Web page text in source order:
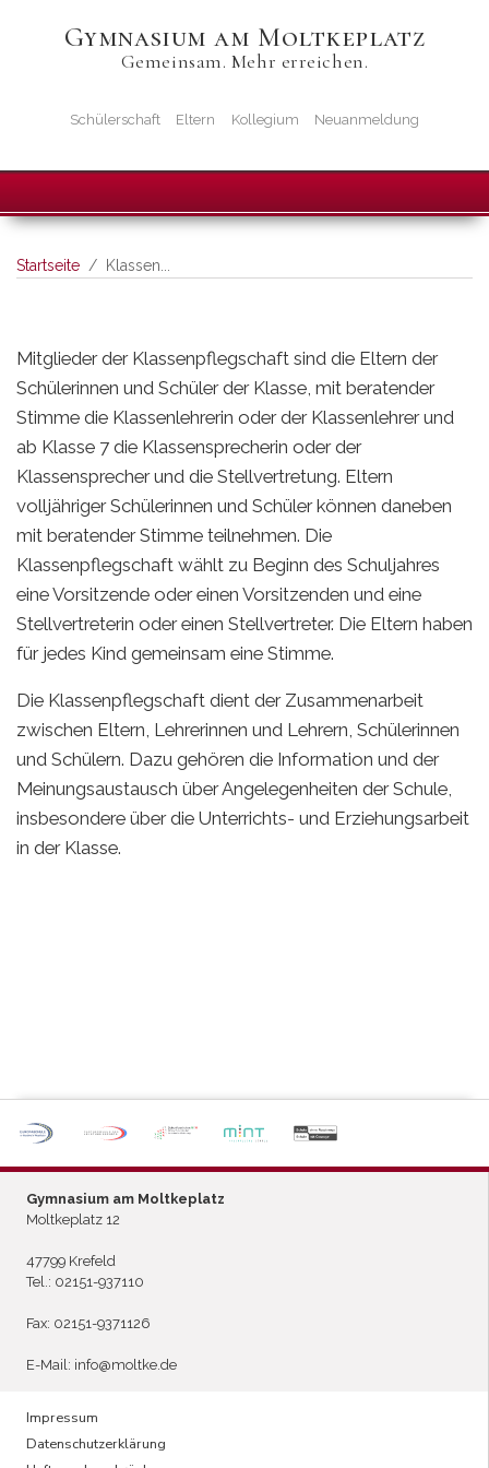
zum
Inhalt
Gymnasium am Moltkeplatz
Gemeinsam. Mehr erreichen.
Startseiten-
Icons
Schülerschaft Eltern Kollegium Neuanmeldung
Startseite Klassen...
Mitglieder der Klassenpflegschaft sind die Eltern der
Schülerinnen und Schüler der Klasse, mit beratender
Stimme die Klassenlehrerin oder der Klassenlehrer und
ab Klasse 7 die Klassensprecherin oder der
Klassensprecher und die Stellvertretung. Eltern
volljähriger Schülerinnen und Schüler können daneben
mit beratender Stimme teilnehmen. Die
Klassenpflegschaft wählt zu Beginn des Schuljahres
eine Vorsitzende oder einen Vorsitzenden und eine
Stellvertreterin oder einen Stellvertreter. Die Eltern haben
für jedes Kind gemeinsam eine Stimme.
Die Klassenpflegschaft dient der Zusammenarbeit
zwischen Eltern, Lehrerinnen und Lehrern, Schülerinnen
und Schülern. Dazu gehören die Information und der
Meinungsaustausch über Angelegenheiten der Schule,
insbesondere über die Unterrichts- und Erziehungsarbeit
in der Klasse.
ARTNERSCHULE DES
Gymnasium am Moltkeplatz
Moltkeplatz 12
47799 Krefeld
Tel.: 02151-937110
Fax: 02151-9371126
E-Mail: info@moltke.de
Menu
Impressum
Datenschutzerklärung